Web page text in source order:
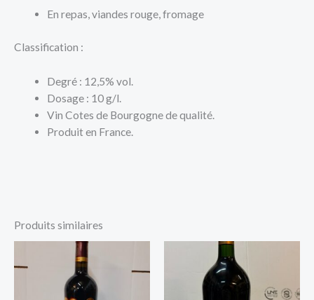
En repas, viandes rouge, fromage
Classification :
Degré : 12,5% vol.
Dosage : 10 g/l.
Vin Cotes de Bourgogne de qualité.
Produit en France.
Produits similaires